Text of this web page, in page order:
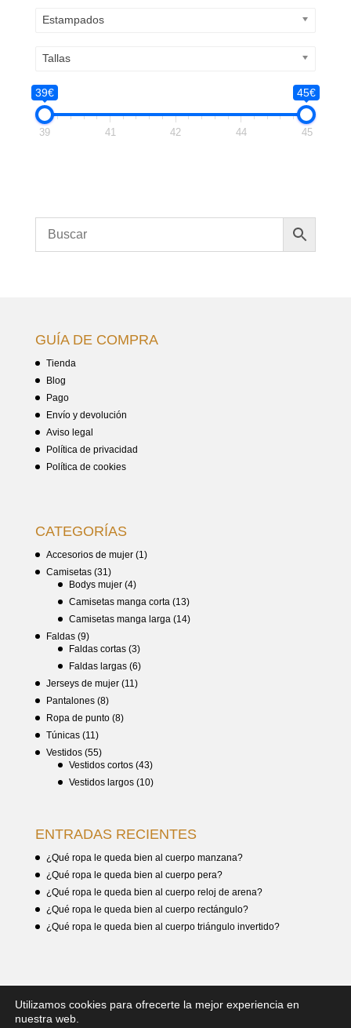
Estampados
Tallas
39€ 45€
39 41 42 44 45
GUÍA DE COMPRA
Tienda
Blog
Pago
Envío y devolución
Aviso legal
Política de privacidad
Política de cookies
CATEGORÍAS
Accesorios de mujer (1)
Camisetas (31)
Bodys mujer (4)
Camisetas manga corta (13)
Camisetas manga larga (14)
Faldas (9)
Faldas cortas (3)
Faldas largas (6)
Jerseys de mujer (11)
Pantalones (8)
Ropa de punto (8)
Túnicas (11)
Vestidos (55)
Vestidos cortos (43)
Vestidos largos (10)
ENTRADAS RECIENTES
¿Qué ropa le queda bien al cuerpo manzana?
¿Qué ropa le queda bien al cuerpo pera?
¿Qué ropa le queda bien al cuerpo reloj de arena?
¿Qué ropa le queda bien al cuerpo rectángulo?
¿Qué ropa le queda bien al cuerpo triángulo invertido?
Utilizamos cookies para ofrecerte la mejor experiencia en
nuestra web.